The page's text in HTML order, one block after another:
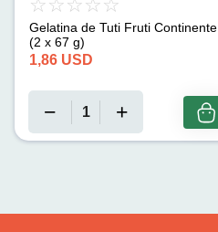
Gelatina de Tuti Fruti Continente
(2 x 67 g)
1,86 USD